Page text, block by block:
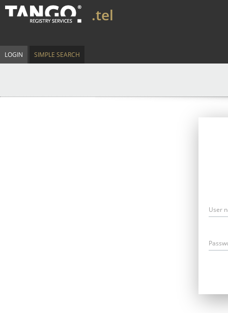
.tel
LOGIN SIMPLE SEARCH
User